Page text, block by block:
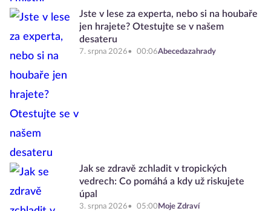
Jste v lese za experta, nebo si na houbaře
jen hrajete? Otestujte se v našem
desateru
7. srpna 2026 00:06Abecedazahrady
Jak se zdravě zchladit v tropických
vedrech: Co pomáhá a kdy už riskujete
úpal
3. srpna 2026 05:00 Moje Zdraví